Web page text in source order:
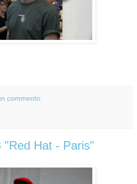
commento:
"Red Hat - Paris"